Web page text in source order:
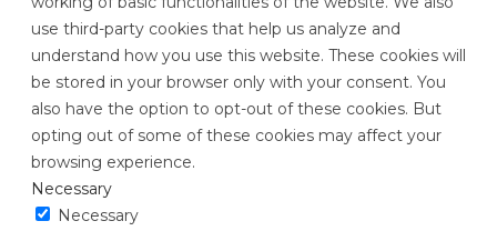
use third-party cookies that help us analyze and
understand how you use this website. These cookies will
be stored in your browser only with your consent. You
also have the option to opt-out of these cookies. But
opting out of some of these cookies may affect your
browsing experience.
Necessary
Necessary